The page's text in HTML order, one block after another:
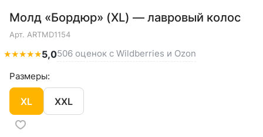
Молд «Бордюр» (XL) — лавровый колос
Арт. ARTMD1154
★★★★★5,0506 оценок с Wildberries и Ozon
Размеры:
XL XXL